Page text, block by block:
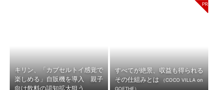
キリン、「カプセルトイ感覚で
楽しめる」自販機を導入 親子
向け飲料の認知拡大狙う
すべてが絶景、収益も得られる
その仕組みとは
（COCO VILLA on
GOETHE）